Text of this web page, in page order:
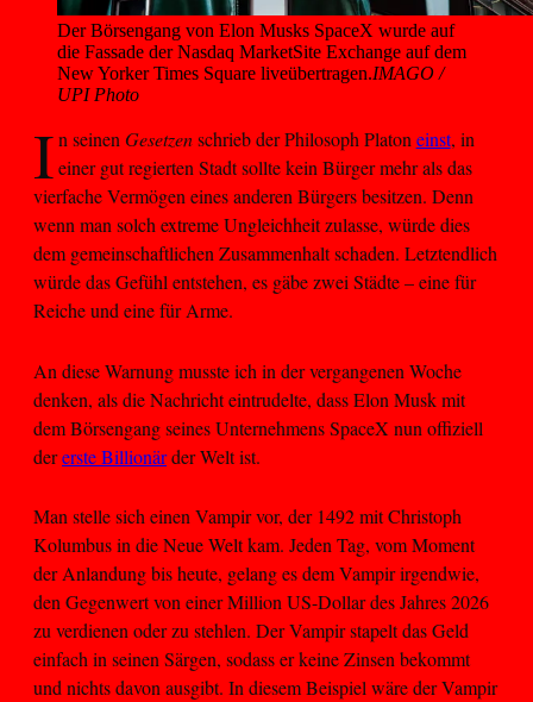
Der Börsengang von Elon Musks SpaceX wurde auf
die Fassade der Nasdaq MarketSite Exchange auf dem
New Yorker Times Square liveübertragen.IMAGO /
UPI Photo
In seinen Gesetzenschrieb der Philosoph Platon einst, in
einer gut regierten Stadt sollte kein Bürger mehr als das
vierfache Vermögen eines anderen Bürgers besitzen. Denn
wenn man solch extreme Ungleichheit zulasse, würde dies
dem gemeinschaftlichen Zusammenhalt schaden. Letztendlich
würde das Gefühl entstehen, es gäbe zwei Städte – eine für
Reiche und eine für Arme.
An diese Warnung musste ich in der vergangenen Woche
denken, als die Nachricht eintrudelte, dass Elon Musk mit
dem Börsengang seines Unternehmens SpaceX nun offiziell
dererste Billionärder Welt ist.
Man stelle sich einen Vampir vor, der 1492 mit Christoph
Kolumbus in die Neue Welt kam. Jeden Tag, vom Moment
der Anlandung bis heute, gelang es dem Vampir irgendwie,
den Gegenwert von einer Million US-Dollar des Jahres 2026
zu verdienen oder zu stehlen. Der Vampir stapelt das Geld
einfach in seinen Särgen, sodass er keine Zinsen bekommt
und nichts davon ausgibt. In diesem Beispiel wäre der Vampir